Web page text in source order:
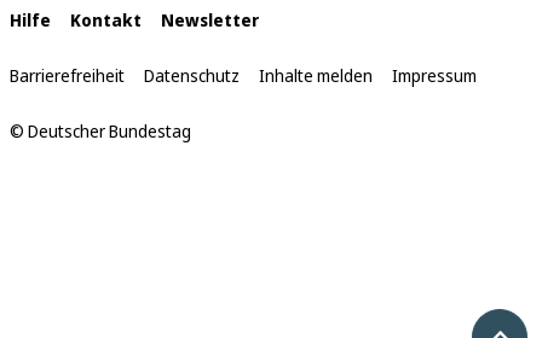
Interne
Links
Hilfe Kontakt Newsletter
Barrierefreiheit Datenschutz Inhalte melden Impressum
© Deutscher Bundestag